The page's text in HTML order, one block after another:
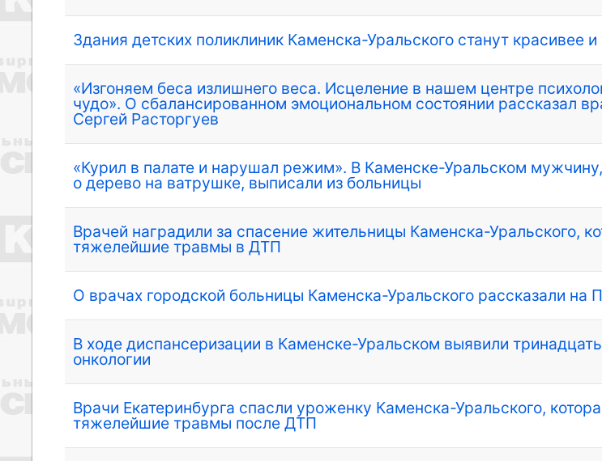
Здания детских поликлиник Каменска-Уральского станут красивее
«Изгоняем беса излишнего веса. Исцеление в нашем центре
чудо». О сбалансированном эмоциональном состоянии рассказал
Сергей Расторгуев
«Курил в палате и нарушал режим». В Каменске-Уральском
о дерево на ватрушке, выписали из больницы
Врачей наградили за спасение жительницы Каменска-Уральского,
тяжелейшие травмы в ДТП
О врачах городской больницы Каменска-Уральского рассказали на
В ходе диспансеризации в Каменске-Уральском выявили
онкологии
Врачи Екатеринбурга спасли уроженку Каменска-Уральского,
тяжелейшие травмы после ДТП